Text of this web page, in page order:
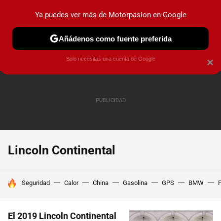
PRUEBAS COCHES ELÉCTRICOS OBSERVATORIO
Lincoln Continental
HOY SE HABLA DE
Seguridad Calor China Gasolina GPS BMW
El 2019 Lincoln Continental
×
Ya puedes ver más de Motorpasion en Google
Añádenos como fuente preferida
Solo necesitas una cuenta de Google